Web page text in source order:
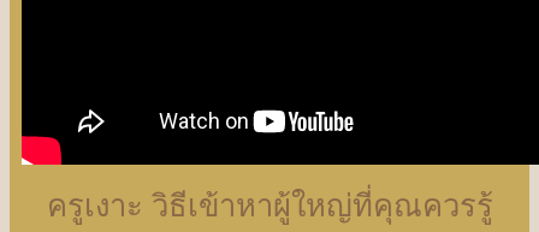
ครูเงาะ วิธีเข้าหาผู้ใหญ่ที่คุณควรรู้